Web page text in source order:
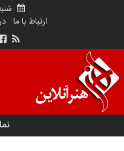
شنبه ۱۷
ارتباط با ما